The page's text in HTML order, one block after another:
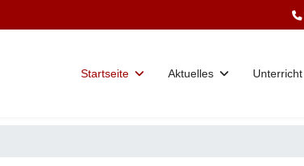
Startseite Aktuelles Unterricht